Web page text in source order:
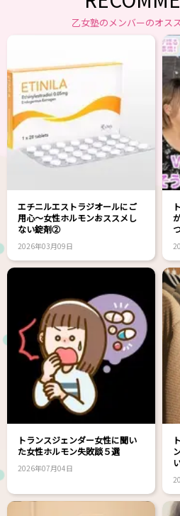
乙女塾のメンバーのオス
エチニルエストラジオールにご
用心～女性ホルモンおススメし
ない錠剤②
2026年03月09日
トランスジェンダー女性に聞い
た女性ホルモン失敗談５選
2026年07月04日